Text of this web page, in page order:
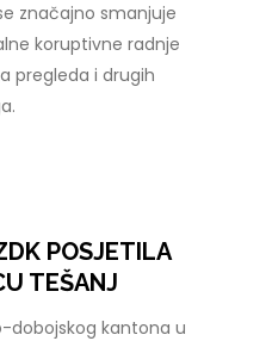
značajno smanjuje
koruptivne radnje
pregleda i drugih
POSJETILA
TEŠANJ
dobojskog kantona u